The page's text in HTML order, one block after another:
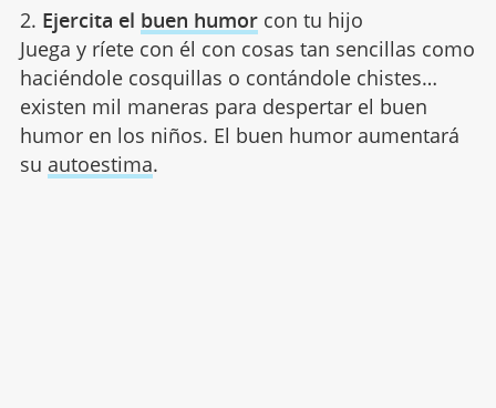
2. Ejercita el buen humorcon tu hijo
Juega y ríete con él con cosas tan sencillas como
haciéndole cosquillas o contándole chistes…
existen mil maneras para despertar el buen
humor en los niños. El buen humor aumentará
su autoestima.